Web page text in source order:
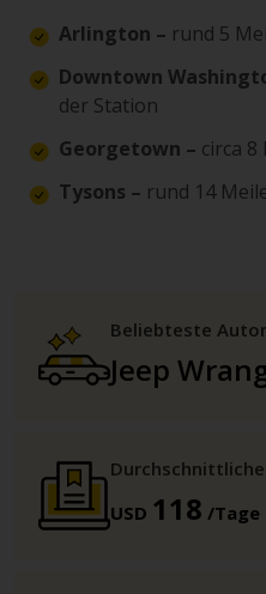
Arlington – rund 5
Downtown
der Station
Georgetown – circa
Tysons – rund 14
Beliebteste
Jeep
USD 118 /Tage